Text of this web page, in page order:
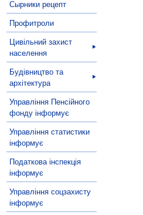
Сырники рецепт
Профитроли
Цивільний захист
населення
Будівництво та
архітектура
Управління Пенсійного
фонду інформує
Управління статистики
інформує
Податкова інспекція
інформує
Управління соцзахисту
інформує